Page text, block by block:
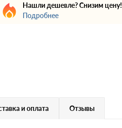
10
12
Нашли дешевле? Снизим цену!
Подробнее
и оплата Отзывы